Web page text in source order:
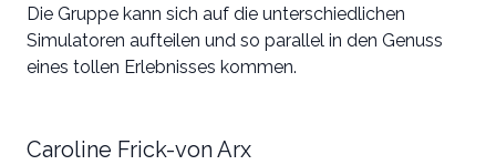
Die Gruppe kann sich auf die unterschiedlichen
Simulatoren aufteilen und so parallel in den Genuss
eines tollen Erlebnisses kommen.
Caroline Frick-von Arx